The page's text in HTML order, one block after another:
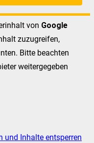
von Google
zuzugreifen,
Bitte beachten
weitergegeben
und Inhalte entsperren